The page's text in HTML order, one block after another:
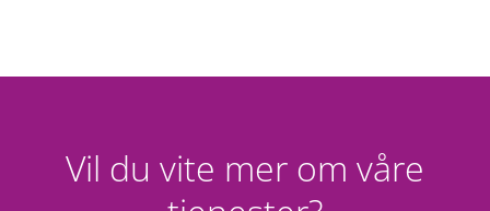
Vil du vite mer om våre